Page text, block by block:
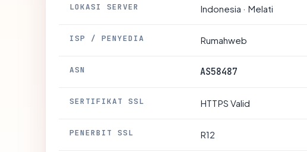
LOKASI SERVER Indonesia · Melati
ISP / PENYEDIA Rumahweb
ASN AS58487
SERTIFIKAT SSL HTTPS Valid
PENERBIT SSL R12